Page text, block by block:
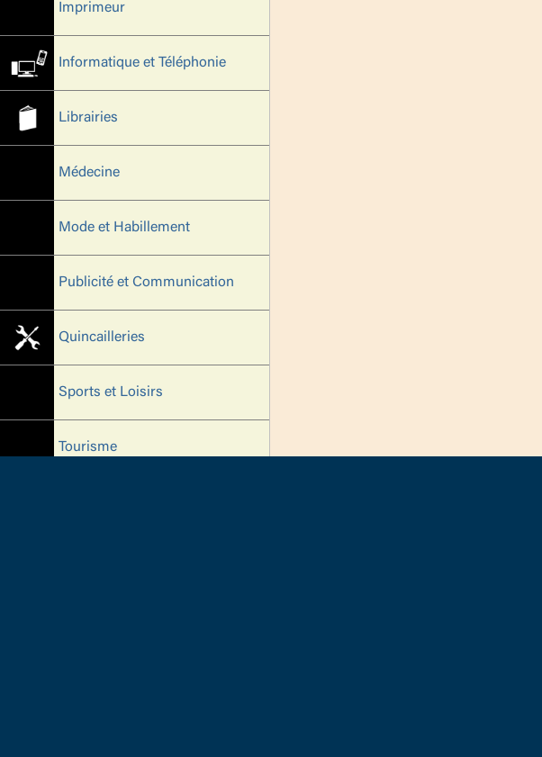
Imprimeur
Informatique et Téléphonie
Librairies
Médecine
Mode et Habillement
Publicité et Communication
Quincailleries
Sports et Loisirs
Tourisme